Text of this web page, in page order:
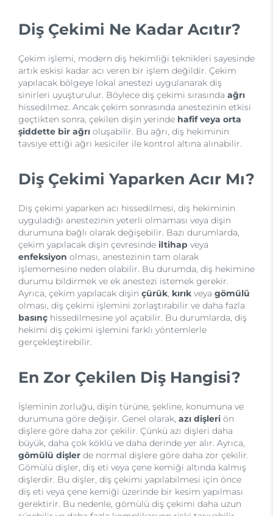
Diş Çekimi Ne Kadar Acıtır?
Çekim işlemi, modern diş hekimliği teknikleri sayesinde
artık eskisi kadar acı veren bir işlem değildir. Çekim
yapılacak bölgeye lokal anestezi uygulanarak diş
sinirleri uyuşturulur. Böylece diş çekimi sırasında ağrı
hissedilmez. Ancak çekim sonrasında anestezinin etkisi
geçtikten sonra, çekilen dişin yerinde hafif veya orta
şiddette bir ağrı oluşabilir. Bu ağrı, diş hekiminin
tavsiye ettiği ağrı kesiciler ile kontrol altına alınabilir.
Diş Çekimi Yaparken Acır Mı?
Diş çekimi yaparken acı hissedilmesi, diş hekiminin
uyguladığı anestezinin yeterli olmaması veya dişin
durumuna bağlı olarak değişebilir. Bazı durumlarda,
çekim yapılacak dişin çevresinde iltihap veya
enfeksiyon olması, anestezinin tam olarak
işlememesine neden olabilir. Bu durumda, diş hekimine
durumu bildirmek ve ek anestezi istemek gerekir.
Ayrıca, çekim yapılacak dişin çürük, kırık veya gömülü
olması, diş çekimi işlemini zorlaştırabilir ve daha fazla
basınç hissedilmesine yol açabilir. Bu durumlarda, diş
hekimi diş çekimi işlemini farklı yöntemlerle
gerçekleştirebilir.
En Zor Çekilen Diş Hangisi?
İşleminin zorluğu, dişin türüne, şekline, konumuna ve
durumuna göre değişir. Genel olarak, azı dişleri ön
dişlere göre daha zor çekilir. Çünkü azı dişleri daha
büyük, daha çok köklü ve daha derinde yer alır. Ayrıca,
gömülü dişler de normal dişlere göre daha zor çekilir.
Gömülü dişler, diş eti veya çene kemiği altında kalmış
dişlerdir. Bu dişler, diş çekimi yapılabilmesi için önce
diş eti veya çene kemiği üzerinde bir kesim yapılması
gerektirir. Bu nedenle, gömülü diş çekimi daha uzun